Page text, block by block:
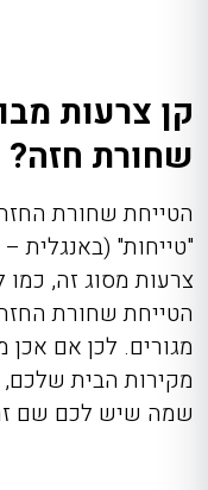
קן צרעות
שחורת חזה?
הטייחת שחורת
צרעות מסוג זה,
הטייחת שחורת
מגורים. לכן אם
מקירות הבית שלכם,
שמה שיש לכם שם